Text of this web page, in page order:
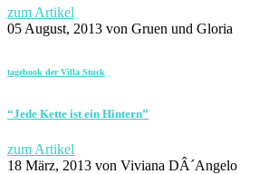
zum Artikel
05 August, 2013 von Gruen und Gloria
tagebook der Villa Stuck
“Jede Kette ist ein Hintern”
zum Artikel
18 März, 2013 von Viviana DÂ´Angelo